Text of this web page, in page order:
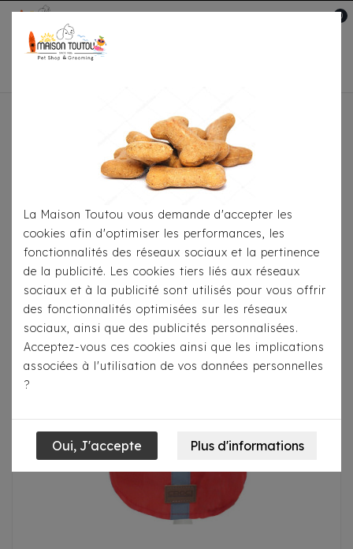
0
Accueil
Pour
Imperméables
Imperméable Croci -
Vancouver FBI Rouge
La Maison Toutou vous demande d'accepter les
cookies afin d'optimiser les performances, les
fonctionnalités des réseaux sociaux et la pertinence
de la publicité. Les cookies tiers liés aux réseaux
sociaux et à la publicité sont utilisés pour vous offrir
des fonctionnalités optimisées sur les réseaux
sociaux, ainsi que des publicités personnalisées.
Acceptez-vous ces cookies ainsi que les implications
associées à l'utilisation de vos données personnelles
?